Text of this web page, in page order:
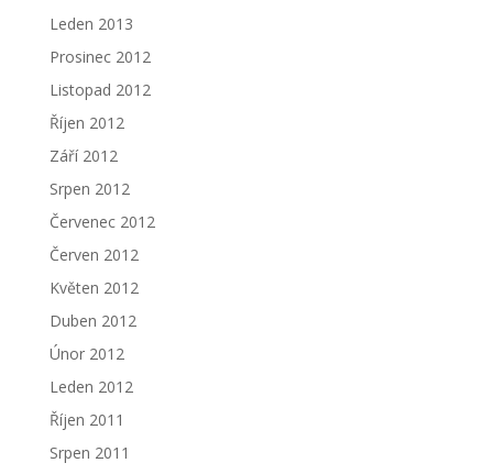
Leden 2013
Prosinec 2012
Listopad 2012
Říjen 2012
Září 2012
Srpen 2012
Červenec 2012
Červen 2012
Květen 2012
Duben 2012
Únor 2012
Leden 2012
Říjen 2011
Srpen 2011